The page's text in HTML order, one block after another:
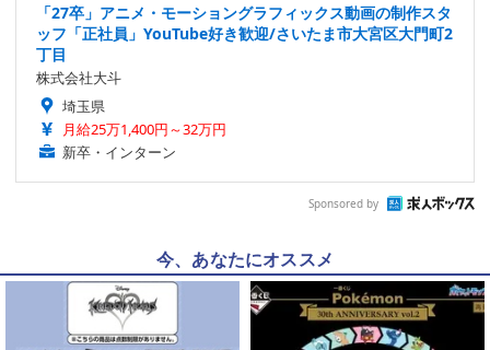
「27卒」アニメ・モーショングラフィックス動画の制作スタ
ッフ「正社員」YouTube好き歓迎/さいたま市大宮区大門町2
丁目
株式会社大斗
埼玉県
月給25万1,400円～32万円
新卒・インターン
Sponsored by
今、あなたにオススメ